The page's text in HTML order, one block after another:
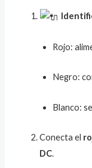
Rojo:
Negro:
Blanco:
Conecta el
DC.